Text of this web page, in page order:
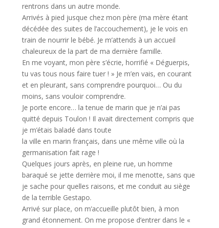
rentrons dans un autre monde.
Arrivés à pied jusque chez mon père (ma mère étant
décédée des suites de l’accouchement), je le vois en
train de nourrir le bébé. Je m’attends à un accueil
chaleureux de la part de ma dernière famille.
En me voyant, mon père s’écrie, horrifié « Déguerpis,
tu vas tous nous faire tuer ! » Je m’en vais, en courant
et en pleurant, sans comprendre pourquoi… Ou du
moins, sans vouloir comprendre.
Je porte encore… la tenue de marin que je n’ai pas
quitté depuis Toulon ! Il avait directement compris que
je m’étais baladé dans toute
la ville en marin français, dans une même ville où la
germanisation fait rage !
Quelques jours après, en pleine rue, un homme
baraqué se jette derrière moi, il me menotte, sans que
je sache pour quelles raisons, et me conduit au siège
de la terrible Gestapo.
Arrivé sur place, on m’accueille plutôt bien, à mon
grand étonnement. On me propose d’entrer dans le «